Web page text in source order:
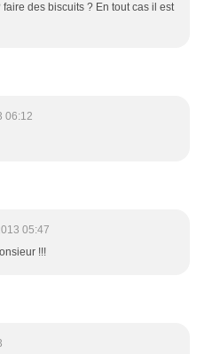
des biscuits ? En tout cas il est
06:12
05:47
!!!